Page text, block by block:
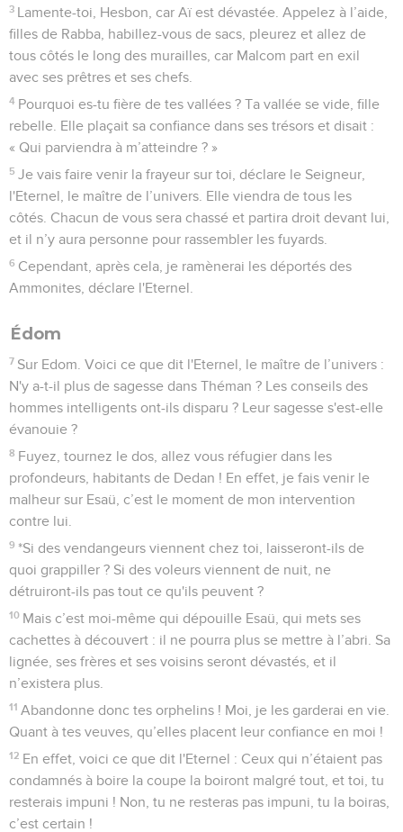
3 Lamente-toi, Hesbon, car Aï est dévastée. Appelez à l’aide,
filles de Rabba, habillez-vous de sacs, pleurez et allez de
tous côtés le long des murailles, car Malcom part en exil
avec ses prêtres et ses chefs.
4 Pourquoi es-tu fière de tes vallées ? Ta vallée se vide, fille
rebelle. Elle plaçait sa confiance dans ses trésors et disait :
« Qui parviendra à m’atteindre ? »
5 Je vais faire venir la frayeur sur toi, déclare le Seigneur,
l'Eternel, le maître de l’univers. Elle viendra de tous les
côtés. Chacun de vous sera chassé et partira droit devant lui,
et il n’y aura personne pour rassembler les fuyards.
6 Cependant, après cela, je ramènerai les déportés des
Ammonites, déclare l'Eternel.
Édom
7 Sur Edom. Voici ce que dit l'Eternel, le maître de l’univers :
N'y a-t-il plus de sagesse dans Théman ? Les conseils des
hommes intelligents ont-ils disparu ? Leur sagesse s'est-elle
évanouie ?
8 Fuyez, tournez le dos, allez vous réfugier dans les
profondeurs, habitants de Dedan ! En effet, je fais venir le
malheur sur Esaü, c’est le moment de mon intervention
contre lui.
9 *Si des vendangeurs viennent chez toi, laisseront-ils de
quoi grappiller ? Si des voleurs viennent de nuit, ne
détruiront-ils pas tout ce qu'ils peuvent ?
10 Mais c’est moi-même qui dépouille Esaü, qui mets ses
cachettes à découvert : il ne pourra plus se mettre à l’abri. Sa
lignée, ses frères et ses voisins seront dévastés, et il
n’existera plus.
11 Abandonne donc tes orphelins ! Moi, je les garderai en vie.
Quant à tes veuves, qu’elles placent leur confiance en moi !
12 En effet, voici ce que dit l'Eternel : Ceux qui n’étaient pas
condamnés à boire la coupe la boiront malgré tout, et toi, tu
resterais impuni ! Non, tu ne resteras pas impuni, tu la boiras,
c’est certain !